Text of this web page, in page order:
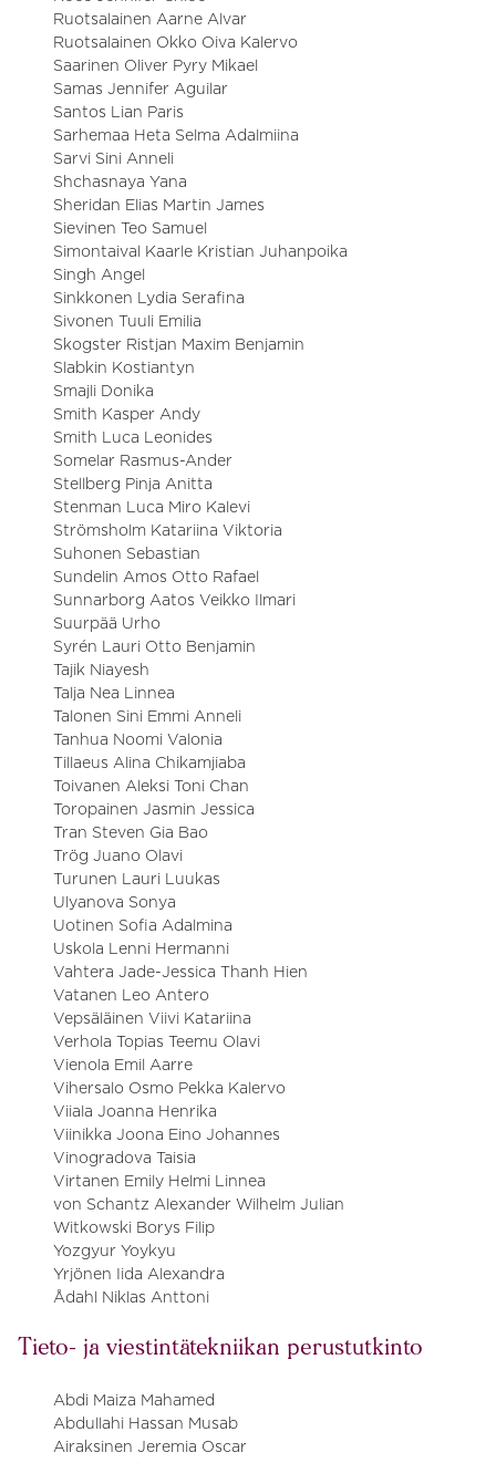
Ruotsalainen Aarne Alvar
Ruotsalainen Okko Oiva Kalervo
Saarinen Oliver Pyry Mikael
Samas Jennifer Aguilar
Santos Lian Paris
Sarhemaa Heta Selma Adalmiina
Sarvi Sini Anneli
Shchasnaya Yana
Sheridan Elias Martin James
Sievinen Teo Samuel
Simontaival Kaarle Kristian Juhanpoika
Singh Angel
Sinkkonen Lydia Serafina
Sivonen Tuuli Emilia
Skogster Ristjan Maxim Benjamin
Slabkin Kostiantyn
Smajli Donika
Smith Kasper Andy
Smith Luca Leonides
Somelar Rasmus-Ander
Stellberg Pinja Anitta
Stenman Luca Miro Kalevi
Strömsholm Katariina Viktoria
Suhonen Sebastian
Sundelin Amos Otto Rafael
Sunnarborg Aatos Veikko Ilmari
Suurpää Urho
Syrén Lauri Otto Benjamin
Tajik Niayesh
Talja Nea Linnea
Talonen Sini Emmi Anneli
Tanhua Noomi Valonia
Tillaeus Alina Chikamjiaba
Toivanen Aleksi Toni Chan
Toropainen Jasmin Jessica
Tran Steven Gia Bao
Trög Juano Olavi
Turunen Lauri Luukas
Ulyanova Sonya
Uotinen Sofia Adalmina
Uskola Lenni Hermanni
Vahtera Jade-Jessica Thanh Hien
Vatanen Leo Antero
Vepsäläinen Viivi Katariina
Verhola Topias Teemu Olavi
Vienola Emil Aarre
Vihersalo Osmo Pekka Kalervo
Viiala Joanna Henrika
Viinikka Joona Eino Johannes
Vinogradova Taisia
Virtanen Emily Helmi Linnea
von Schantz Alexander Wilhelm Julian
Witkowski Borys Filip
Yozgyur Yoykyu
Yrjönen Iida Alexandra
Ådahl Niklas Anttoni
Tieto- ja viestintätekniikan perustutkinto
Abdi Maiza Mahamed
Abdullahi Hassan Musab
Airaksinen Jeremia Oscar